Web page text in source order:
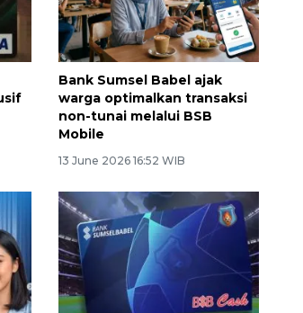
Bank Sumsel Babel ajak
warga optimalkan transaksi
non-tunai melalui BSB
Mobile
13 June 2026 16:52 WIB